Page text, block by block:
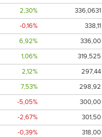
2,30%
336,0631
-0,16%
338,11
6,92%
336,00
1,06%
319,525
2,12%
297,44
7,53%
298,92
-5,05%
300,00
-2,67%
301,50
-0,39%
318,00